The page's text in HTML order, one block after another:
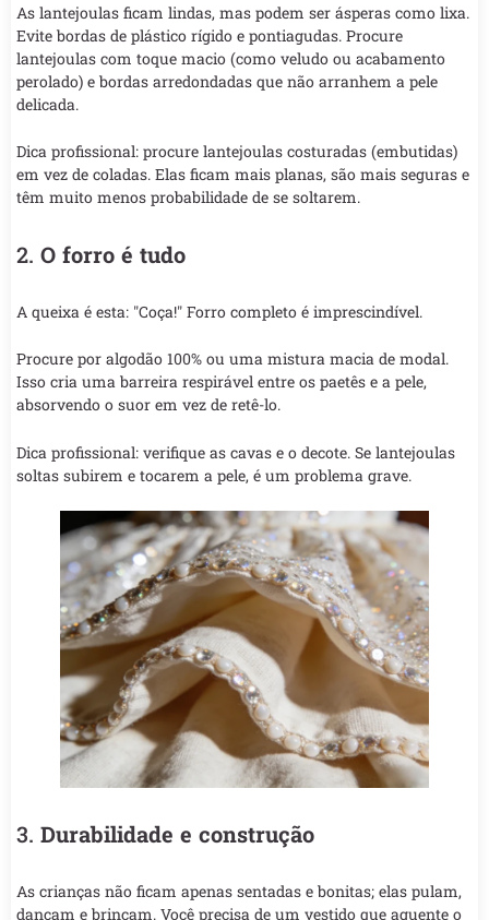
As lantejoulas ficam lindas, mas podem ser ásperas como lixa.
Evite bordas de plástico rígido e pontiagudas. Procure
lantejoulas com toque macio (como veludo ou acabamento
perolado) e bordas arredondadas que não arranhem a pele
delicada.
Dica profissional: procure lantejoulas costuradas (embutidas)
em vez de coladas. Elas ficam mais planas, são mais seguras e
têm muito menos probabilidade de se soltarem.
2. O forro é tudo
A queixa é esta: "Coça!" Forro completo é imprescindível.
Procure por algodão 100% ou uma mistura macia de modal.
Isso cria uma barreira respirável entre os paetês e a pele,
absorvendo o suor em vez de retê-lo.
Dica profissional: verifique as cavas e o decote. Se lantejoulas
soltas subirem e tocarem a pele, é um problema grave.
3. Durabilidade e construção
As crianças não ficam apenas sentadas e bonitas; elas pulam,
dançam e brincam. Você precisa de um vestido que aguente o